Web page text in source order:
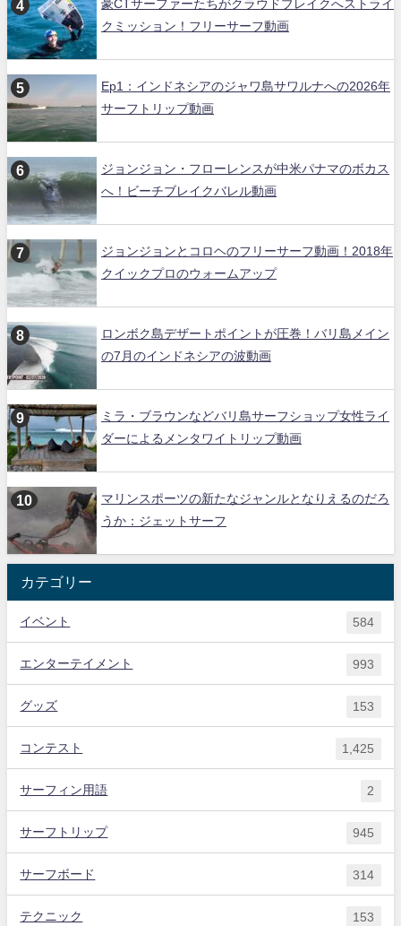
豪CTサーファーたちがクラウドブレイクへストライ
クミッション！フリーサーフ動画
Ep1：インドネシアのジャワ島サワルナへの2026年
サーフトリップ動画
ジョンジョン・フローレンスが中米パナマのボカス
へ！ビーチブレイクバレル動画
ジョンジョンとコロヘのフリーサーフ動画！2018年
クイックプロのウォームアップ
ロンボク島デザートポイントが圧巻！バリ島メイン
の7月のインドネシアの波動画
ミラ・ブラウンなどバリ島サーフショップ女性ライ
ダーによるメンタワイトリップ動画
マリンスポーツの新たなジャンルとなりえるのだろ
うか：ジェットサーフ
カテゴリー
イベント 584
エンターテイメント 993
グッズ 153
コンテスト 1,425
サーフィン用語 2
サーフトリップ 945
サーフボード 314
テクニック 153